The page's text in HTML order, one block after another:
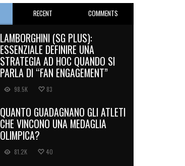
RECENT COMMENTS
LAMBORGHINI (SG PLUS):
ESSENZIALE DEFINIRE UNA
STRATEGIA AD HOC QUANDO SI
PARLA DI “FAN ENGAGEMENT”
98.5K 83
QUANTO GUADAGNANO GLI ATLETI
CHE VINCONO UNA MEDAGLIA
OLIMPICA?
81.2K 40